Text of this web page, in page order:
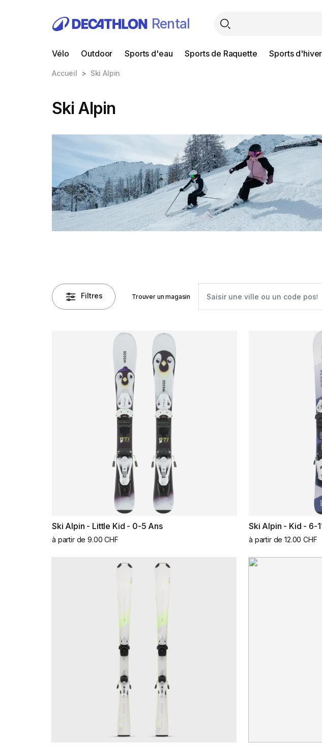
Rental
Vélo Outdoor Sports d'eau Sports de Raquette Sports d'hiver
Accueil Ski Alpin
Ski Alpin
Filtres Trouver un magasin
Ski Alpin - Little Kid - 0-5 Ans
à partir de 9.00 CHF
Ski Alpin - Kid - 6-
à partir de 12.00 CHF